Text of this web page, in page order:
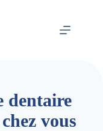
dentaire
vous